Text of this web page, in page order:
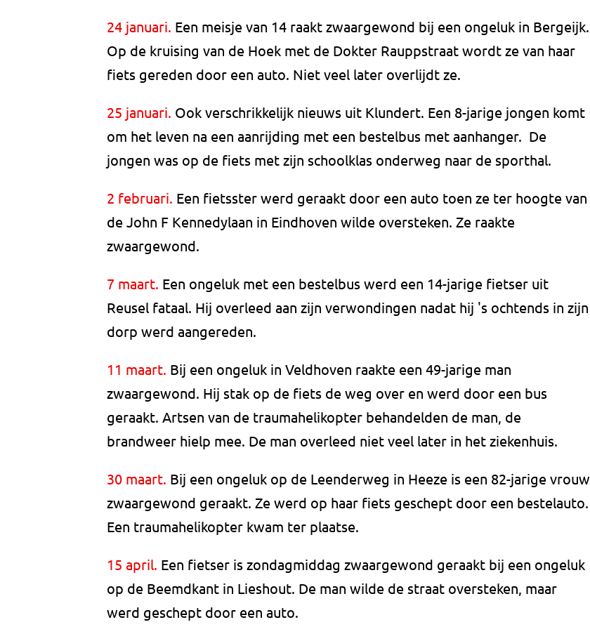
24 januari. Een meisje van 14 raakt zwaargewond bij een ongeluk in Bergeijk.
Op de kruising van de Hoek met de Dokter Rauppstraat wordt ze van haar
fiets gereden door een auto. Niet veel later overlijdt ze.
25 januari. Ook verschrikkelijk nieuws uit Klundert. Een 8-jarige jongen komt
om het leven na een aanrijding met een bestelbus met aanhanger. De
jongen was op de fiets met zijn schoolklas onderweg naar de sporthal.
2 februari. Een fietsster werd geraakt door een auto toen ze ter hoogte van
de John F Kennedylaan in Eindhoven wilde oversteken. Ze raakte
zwaargewond.
7 maart. Een ongeluk met een bestelbus werd een 14-jarige fietser uit
Reusel fataal. Hij overleed aan zijn verwondingen nadat hij 's ochtends in zijn
dorp werd aangereden.
11 maart. Bij een ongeluk in Veldhoven raakte een 49-jarige man
zwaargewond. Hij stak op de fiets de weg over en werd door een bus
geraakt. Artsen van de traumahelikopter behandelden de man, de
brandweer hielp mee. De man overleed niet veel later in het ziekenhuis.
30 maart. Bij een ongeluk op de Leenderweg in Heeze is een 82-jarige vrouw
zwaargewond geraakt. Ze werd op haar fiets geschept door een bestelauto.
Een traumahelikopter kwam ter plaatse.
15 april. Een fietser is zondagmiddag zwaargewond geraakt bij een ongeluk
op de Beemdkant in Lieshout. De man wilde de straat oversteken, maar
werd geschept door een auto.